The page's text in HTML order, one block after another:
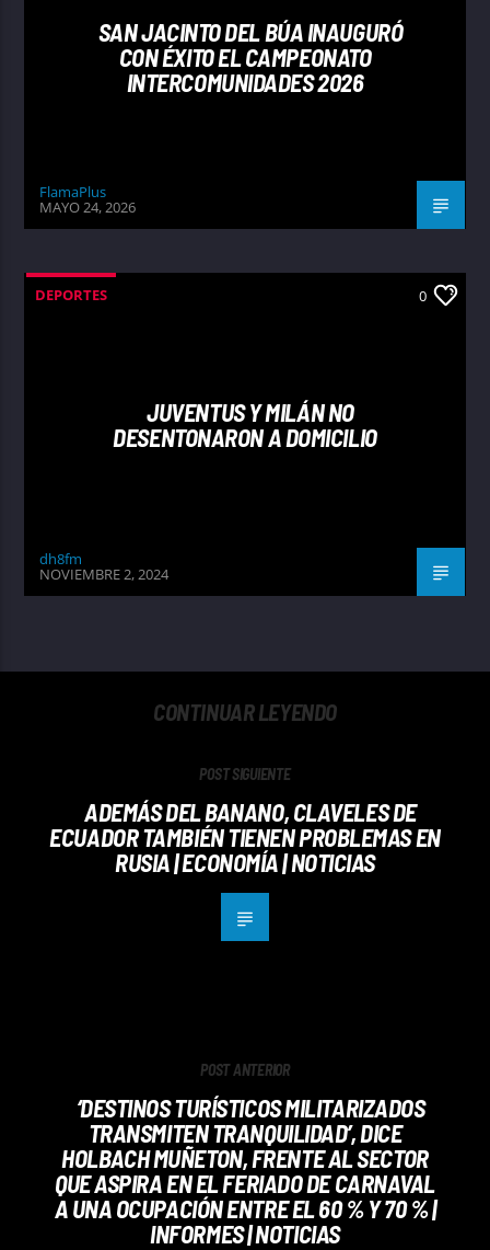
SAN JACINTO DEL BÚA INAUGURÓ
CON ÉXITO EL CAMPEONATO
INTERCOMUNIDADES 2026
FlamaPlus
MAYO 24, 2026
DEPORTES 0
JUVENTUS Y MILÁN NO
DESENTONARON A DOMICILIO
dh8fm
NOVIEMBRE 2, 2024
CONTINUAR LEYENDO
POST SIGUIENTE
ADEMÁS DEL BANANO, CLAVELES DE
ECUADOR TAMBIÉN TIENEN PROBLEMAS EN
RUSIA | ECONOMÍA | NOTICIAS
POST ANTERIOR
‘DESTINOS TURÍSTICOS MILITARIZADOS
TRANSMITEN TRANQUILIDAD’, DICE
HOLBACH MUÑETON, FRENTE AL SECTOR
QUE ASPIRA EN EL FERIADO DE CARNAVAL
A UNA OCUPACIÓN ENTRE EL 60 % Y 70 % |
INFORMES | NOTICIAS